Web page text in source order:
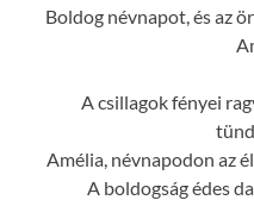
Boldog névnapot, és az
A csillagok fényei
Amélia, névnapodon az
A boldogság édes